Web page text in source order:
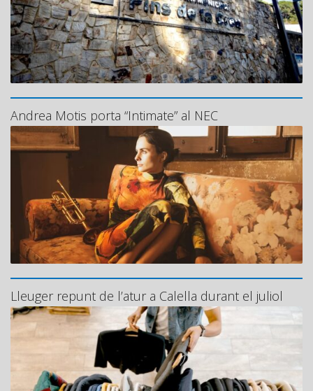
Andrea Motis porta “Intimate” al NEC
Lleuger repunt de l’atur a Calella durant el juliol